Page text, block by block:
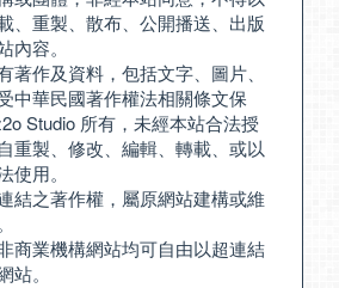
、重製、散布、公開播送、出版
內容。
著作及資料，包括文字、圖片、
中華民國著作權法相關條文保
Studio 所有，未經本站合法授
重製、修改、編輯、轉載、或以
使用。
結之著作權，屬原網站建構或維
商業機構網站均可自由以超連結
站。